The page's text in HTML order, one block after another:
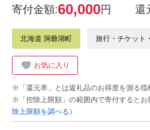
寄付金額:60,000円 還
北海道 洞爺湖町 旅行・チケット
お気に入り
※「還元率」とは返礼品のお得度を測る指
※「控除上限額」の範囲内で寄付するとお
除上限額を調べる）